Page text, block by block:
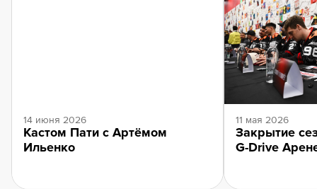
14 июня 2026
Кастом Пати с Артёмом
Ильенко
11 мая 2026
Закрытие
G-Drive